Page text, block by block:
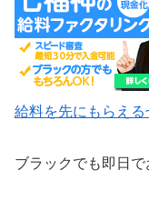
給料を先にもらえ
ブラックでも即日で